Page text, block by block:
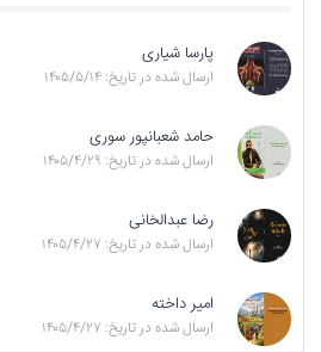
پارسا شیاری
ارسال شده در تاریخ: ۱۴۰۵/۵/۱۴
حامد شعبانپور سوری
ارسال شده در تاریخ: ۱۴۰۵/۴/۲۹
رضا عبدالخانی
ارسال شده در تاریخ: ۱۴۰۵/۴/۲۷
امیر داخته
ارسال شده در تاریخ: ۱۴۰۵/۴/۲۷